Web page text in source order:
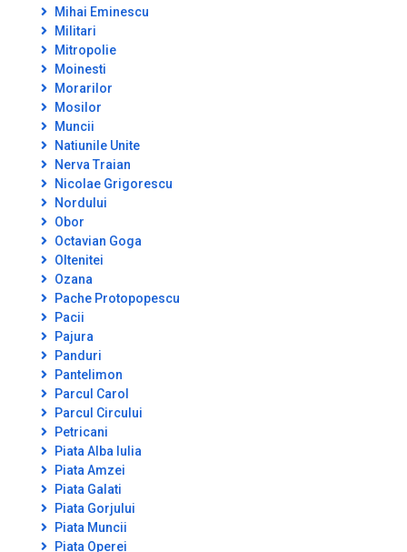
Mihai Eminescu
Militari
Mitropolie
Moinesti
Morarilor
Mosilor
Muncii
Natiunile Unite
Nerva Traian
Nicolae Grigorescu
Nordului
Obor
Octavian Goga
Oltenitei
Ozana
Pache Protopopescu
Pacii
Pajura
Panduri
Pantelimon
Parcul Carol
Parcul Circului
Petricani
Piata Alba Iulia
Piata Amzei
Piata Galati
Piata Gorjului
Piata Muncii
Piata Operei